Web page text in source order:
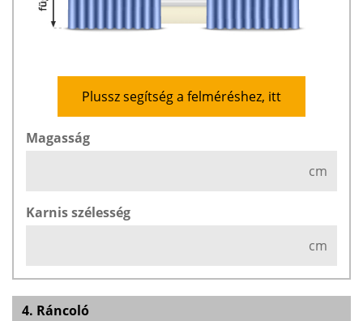
Plussz segítség a felméréshez, itt
Magasság
cm
Karnis szélesség
cm
4. Ráncoló